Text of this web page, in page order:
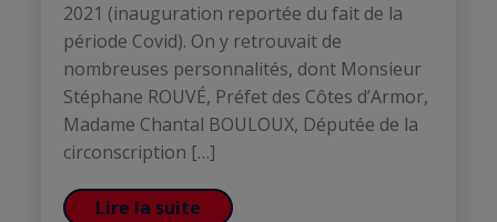
2021 (inauguration reportée du fait de la
période Covid). On y retrouvait de
nombreuses personnalités, dont Monsieur
Stéphane ROUVÉ, Préfet des Côtes d’Armor,
Madame Chantal BOULOUX, Députée de la
circonscription […]
Lire la suite